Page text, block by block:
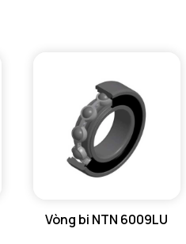
Vòng bi NTN 6009LU